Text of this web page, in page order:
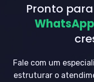
Pronto
WhatsApp
Fale com um
estruturar o